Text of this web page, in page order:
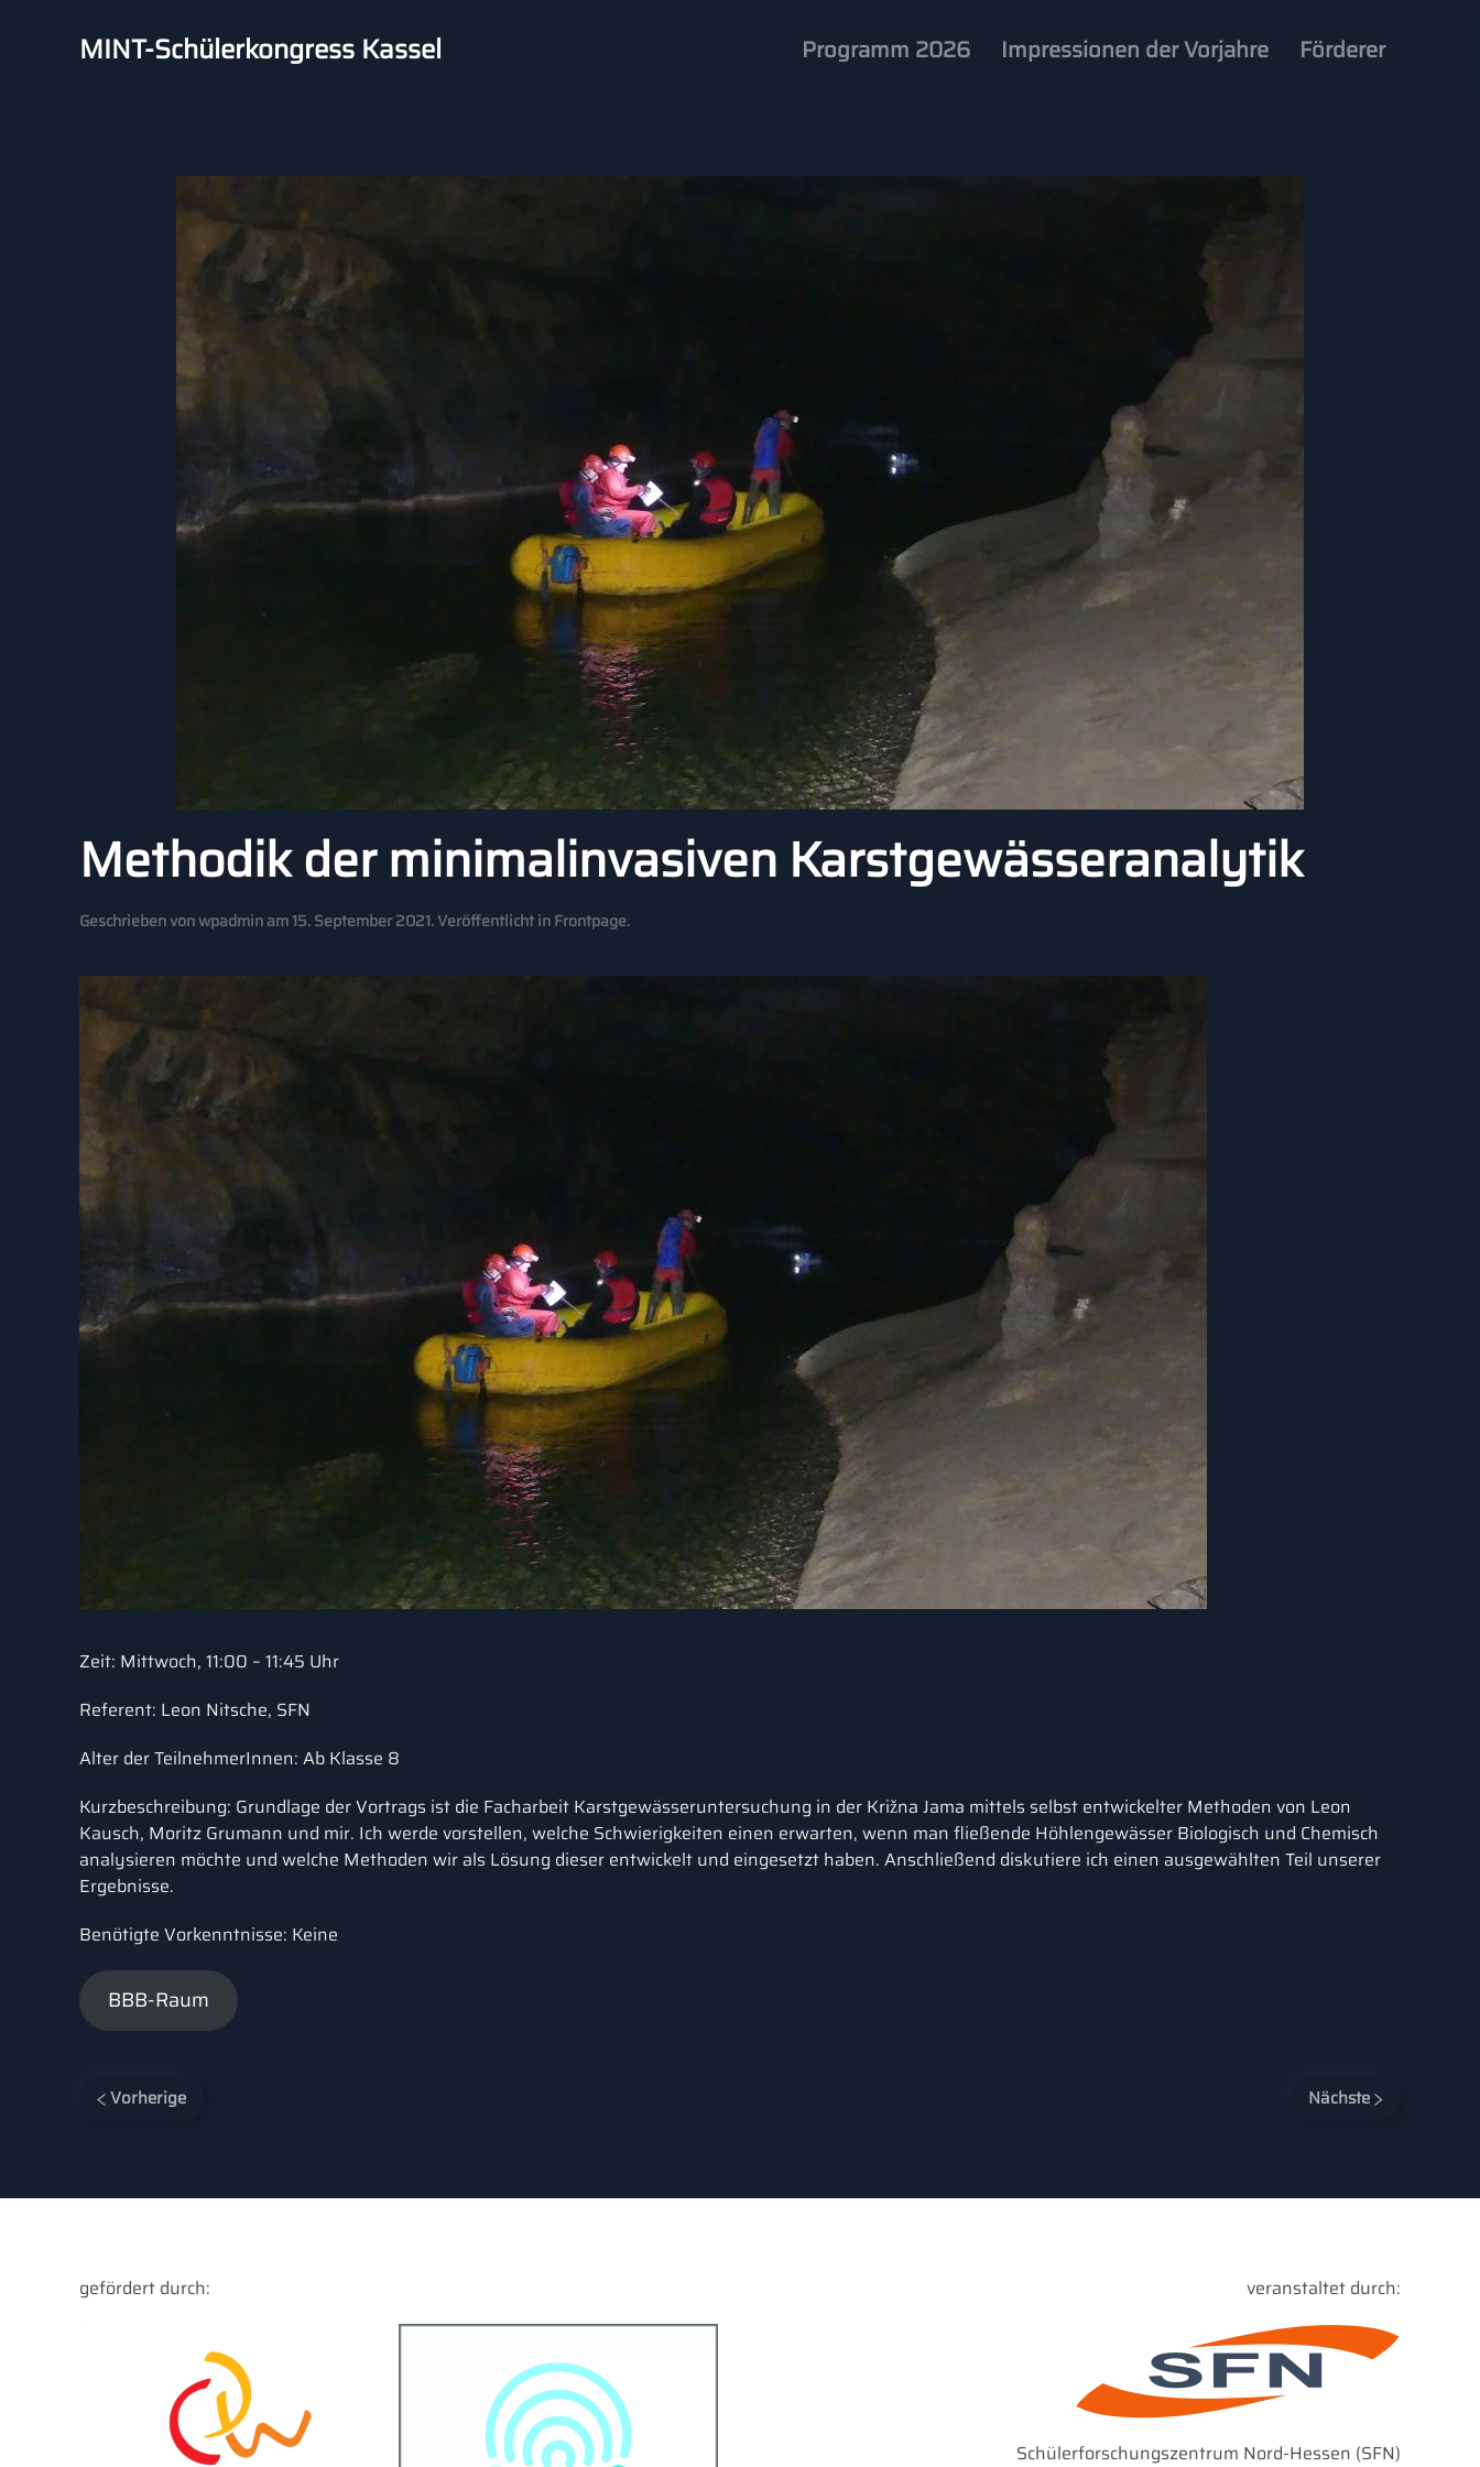
Skip to main content
MINT-Schülerkongress Kassel Programm 2026 Impressionen der Vorjahre Förderer
Methodik der minimalinvasiven Karstgewässeranalytik
Geschrieben vonwpadminam15. September 2021. Veröffentlicht inFrontpage.
Zeit: Mittwoch, 11:00 – 11:45 Uhr
Referent: Leon Nitsche, SFN
Alter der TeilnehmerInnen: Ab Klasse 8
Kurzbeschreibung: Grundlage der Vortrags ist die Facharbeit Karstgewässeruntersuchung in der Križna Jama mittels selbst entwickelter Methoden von Leon
Kausch, Moritz Grumann und mir. Ich werde vorstellen, welche Schwierigkeiten einen erwarten, wenn man fließende Höhlengewässer Biologisch und Chemisch
analysieren möchte und welche Methoden wir als Lösung dieser entwickelt und eingesetzt haben. Anschließend diskutiere ich einen ausgewählten Teil unserer
Ergebnisse.
Benötigte Vorkenntnisse: Keine
BBB-Raum
Vorherige Nächste
gefördert durch: veranstaltet durch:
Schülerforschungszentrum Nord-Hessen (SFN)